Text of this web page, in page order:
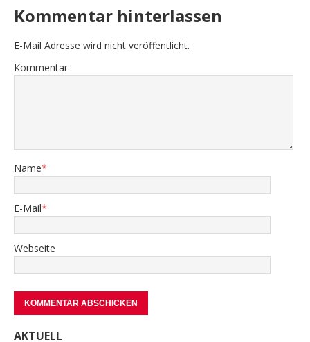
Kommentar hinterlassen
E-Mail Adresse wird nicht veröffentlicht.
Kommentar
Name*
E-Mail*
Webseite
AKTUELL